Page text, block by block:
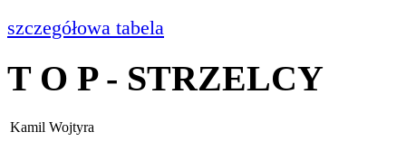
szczegółowa tabela
T O P - STRZELCY
Kamil Wojtyra